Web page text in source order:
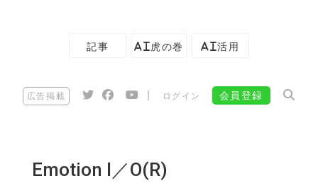
記事 AI虎の巻 AI活用
広告掲載 ログイン 会員登録
Emotion I／O(R)